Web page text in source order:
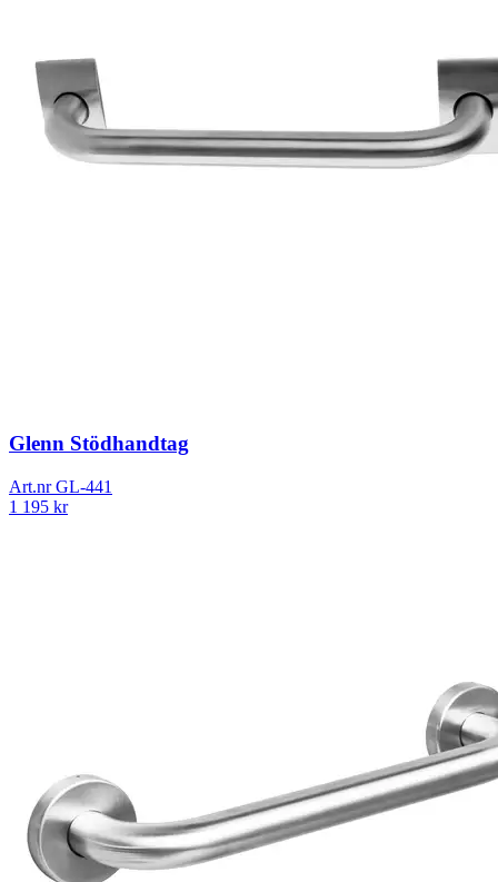
Glenn Stödhandtag
Art.nrGL-441
1 195 kr